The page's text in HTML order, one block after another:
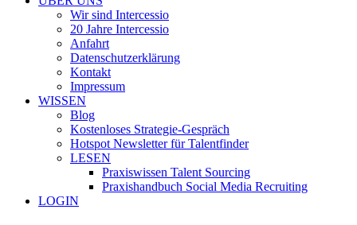
Wir sind Intercessio
20 Jahre Intercessio
Anfahrt
Datenschutzerklärung
Kontakt
Impressum
WISSEN
Blog
Kostenloses Strategie-Gespräch
Hotspot Newsletter für Talentfinder
LESEN
Praxiswissen Talent Sourcing
Praxishandbuch Social Media Recruiting
LOGIN